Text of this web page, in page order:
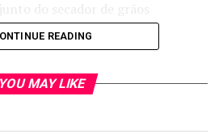
dos bombeiros, o material
READING
YOU MAY LIKE